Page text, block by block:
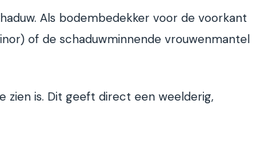
Als bodembedekker voor de voorkant
of de schaduwminnende vrouwenmantel
zien is. Dit geeft direct een weelderig,